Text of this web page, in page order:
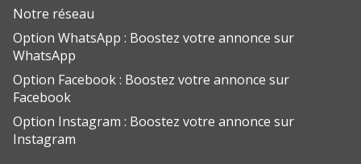
Notre réseau
Option WhatsApp : Boostez votre annonce sur
WhatsApp
Option Facebook : Boostez votre annonce sur
Facebook
Option Instagram : Boostez votre annonce sur
Instagram